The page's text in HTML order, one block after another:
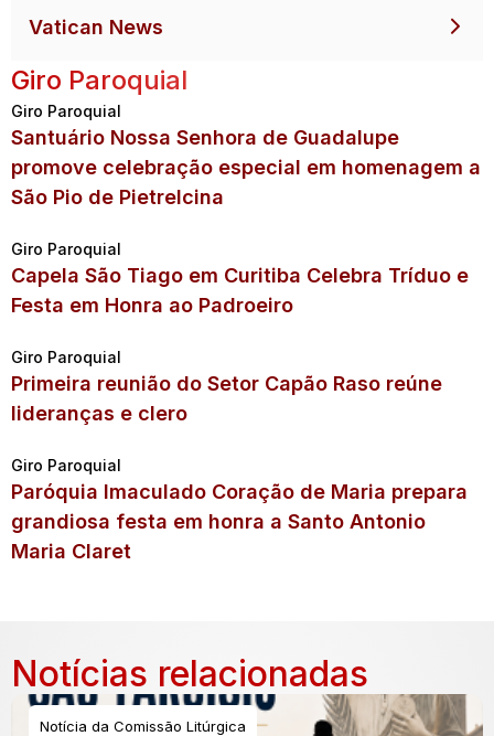
Vatican News
Giro Paroquial
Giro Paroquial
Santuário Nossa Senhora de Guadalupe
promove celebração especial em homenagem a
São Pio de Pietrelcina
Giro Paroquial
Capela São Tiago em Curitiba Celebra Tríduo e
Festa em Honra ao Padroeiro
Giro Paroquial
Primeira reunião do Setor Capão Raso reúne
lideranças e clero
Giro Paroquial
Paróquia Imaculado Coração de Maria prepara
grandiosa festa em honra a Santo Antonio
Maria Claret
Notícias relacionadas
Notícia da Comissão Litúrgica